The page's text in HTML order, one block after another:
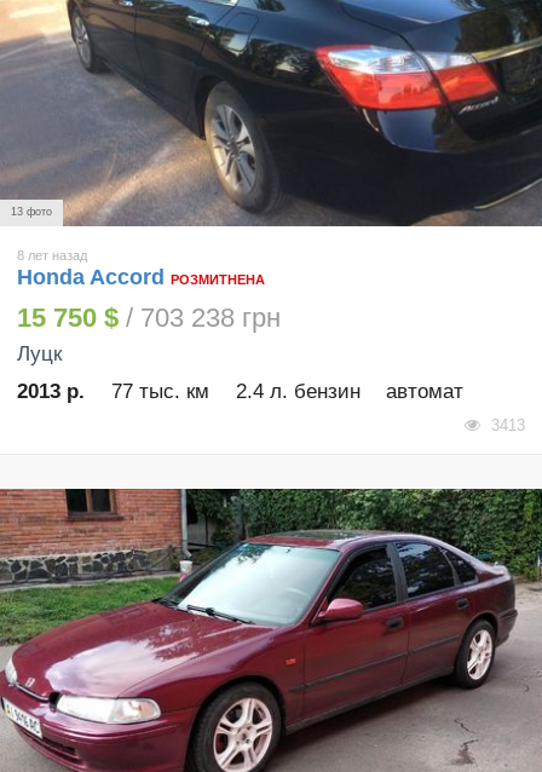
13 фото
8 лет назад
Honda Accord РОЗМИТНЕНА
15 750 $ / 703 238 грн
Луцк
2013 р.
77 тыс. км 2.4 л. бензин автомат
3413